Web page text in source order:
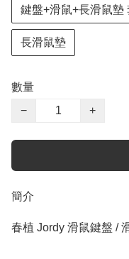
鍵盤+滑鼠+長滑鼠墊
長滑鼠墊
數量
−
+
簡介
春植 Jordy 滑鼠鍵盤 /